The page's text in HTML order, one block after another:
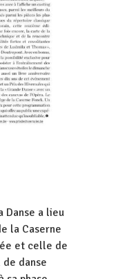
Danse a lieu
la Caserne
et celle de
danse